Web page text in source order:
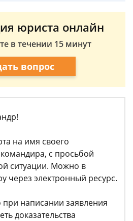
юриста онлайн
в течении 15 минут
вопрос
на имя своего
с просьбой
ситуации. Можно в
через электронный ресурс.
при написании заявления
доказательства